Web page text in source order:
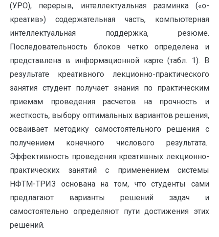
(УРО), перерыв, интеллектуальная разминка («о-
креатив») содержательная часть, компьютерная
интеллектуальная поддержка, резюме.
Последовательность блоков четко определена и
представлена в информационной карте (табл. 1). В
результате креативного лекционно-практического
занятия студент получает знания по практическим
приемам проведения расчетов на прочность и
жесткость, выбору оптимальных вариантов решения,
осваивает методику самостоятельного решения с
получением конечного числового результата.
Эффективность проведения креативных лекционно-
практических занятий с применением системы
НФТМ-ТРИЗ основана на том, что студенты сами
предлагают варианты решений задач и
самостоятельно определяют пути достижения этих
решений.